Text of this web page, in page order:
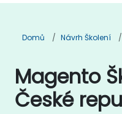
Domů Návrh Školení
Magento
České